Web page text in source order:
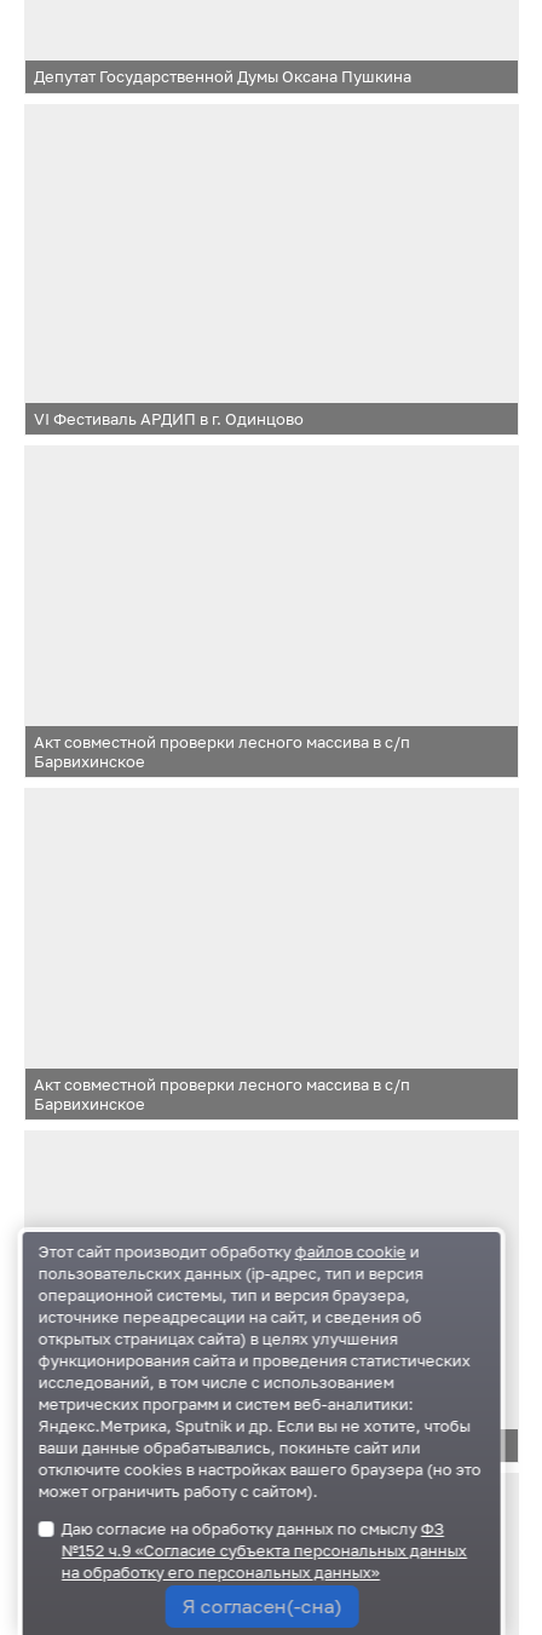
Депутат Государственной Думы Оксана Пушкина
VI Фестиваль АРДИП в г. Одинцово
Акт совместной проверки лесного массива в с/п
Барвихинское
Акт совместной проверки лесного массива в с/п
Барвихинское
Заседание Общественной палаты 31 мая 2018
Этот сайт производит обработкуфайлов cookie и
пользовательских данных (ip-адрес, тип и версия
операционной системы, тип и версия браузера,
источнике переадресации на сайт, и сведения об
открытых страницах сайта) в целях улучшения
функционирования сайта и проведения статистических
исследований, в том числе с использованием
метрических программ и систем веб-аналитики:
Яндекс.Метрика, Sputnik и др. Если вы не хотите, чтобы
ваши данные обрабатывались, покиньте сайт или
отключите cookies в настройках вашего браузера (но это
может ограничить работу с сайтом).
Даю согласие на обработку данных по смыслуФЗ
№152 ч.9 «Согласие субъекта персональных данных
на обработку его персональных данных»
Я согласен(-сна)